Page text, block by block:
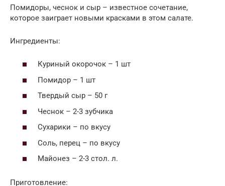
Помидоры, чеснок и сыр – известное сочетание,
которое заиграет новыми красками в этом салате.
Ингредиенты:
Куриный окорочок – 1 шт
Помидор – 1 шт
Твердый сыр – 50 г
Чеснок – 2-3 зубчика
Сухарики – по вкусу
Соль, перец – по вкусу
Майонез – 2-3 стол. л.
Приготовление: